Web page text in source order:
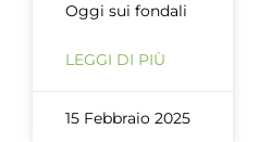
Oggi sui fondali
LEGGI DI PIÙ
15 Febbraio 2025